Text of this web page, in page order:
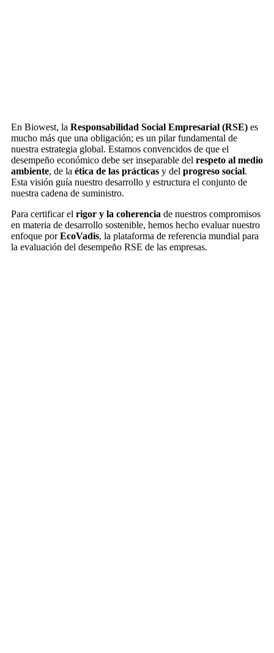
En Biowest, la Responsabilidad Social Empresarial (RSE) es
mucho más que una obligación; es un pilar fundamental de
nuestra estrategia global. Estamos convencidos de que el
desempeño económico debe ser inseparable del respeto al medio
ambiente, de la ética de las prácticas y del progreso social.
Esta visión guía nuestro desarrollo y estructura el conjunto de
nuestra cadena de suministro.
Para certificar el rigor y la coherencia de nuestros compromisos
en materia de desarrollo sostenible, hemos hecho evaluar nuestro
enfoque porEcoVadis, la plataforma de referencia mundial para
la evaluación del desempeño RSE de las empresas.